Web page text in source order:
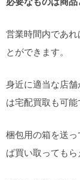
営業時間内であ
とができます。
身近に適当な店
は宅配買取も可能
梱包用の箱を送
ば買い取ってもら